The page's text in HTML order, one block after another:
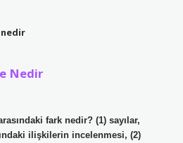
Nedir
fark nedir? (1) sayılar,
ilişkilerin incelenmesi, (2)